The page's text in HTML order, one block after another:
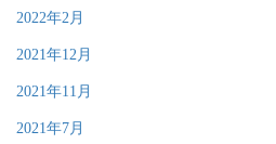
2022年2月
2021年12月
2021年11月
2021年7月